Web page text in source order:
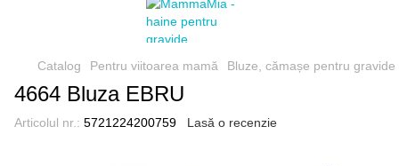
Catalog Pentru viitoarea mamă Bluze, cămașe pentru gravide
4664 Bluza EBRU
Articolul nr.: 5721224200759 Lasă o recenzie